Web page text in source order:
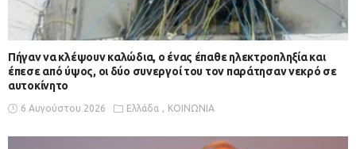
Πήγαν να κλέψουν καλώδια, ο ένας έπαθε ηλεκτροπληξία και
έπεσε από ύψος, οι δύο συνεργοί του τον παράτησαν νεκρό σε
αυτοκίνητο
6 Αυγούστου 2026 Ελλάδα ΚΟΙΝΩΝΙΑ